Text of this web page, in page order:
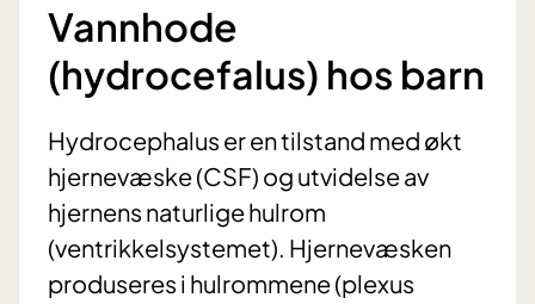
Vannhode
(hydrocefalus) hos barn
Hydrocephalus er en tilstand med økt
hjernevæske (CSF) og utvidelse av
hjernens naturlige hulrom
(ventrikkelsystemet). Hjernevæsken
produseres i hulrommene (plexus